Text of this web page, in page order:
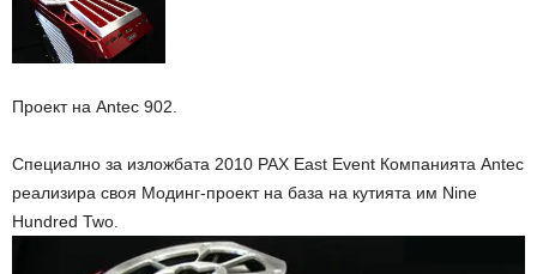
Проект на Antec 902.
Специално за изложбата 2010 PAX East Event Компанията Antec
реализира своя Модинг-проект на база на кутията им Nine
Hundred Two.